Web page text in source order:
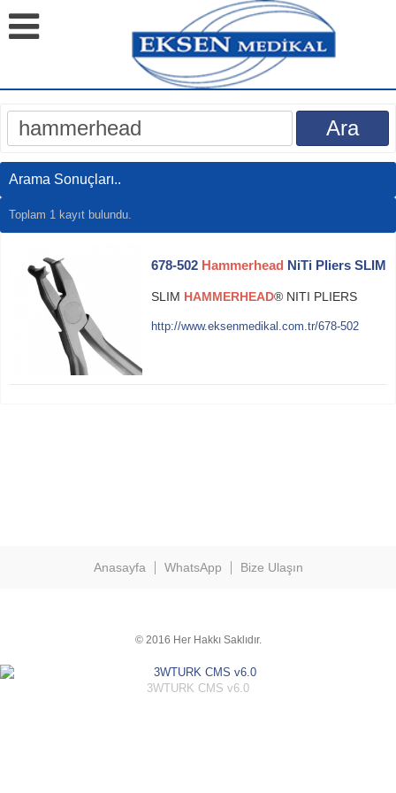
Arama Sonuçları..
Toplam 1 kayıt bulundu.
678-502 Hammerhead NiTi Pliers SLIM
SLIM HAMMERHEAD® NITI PLIERS
http://www.eksenmedikal.com.tr/678-502
Anasayfa WhatsApp Bize Ulaşın
© 2016 Her Hakkı Saklıdır.
3WTURK CMS v6.0